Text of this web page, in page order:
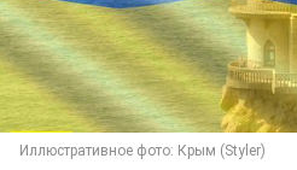
Иллюстративное фото: Крым (Styler)